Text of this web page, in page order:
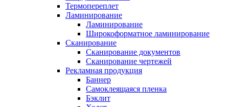
Термопереплет
Ламинирование
Ламинирование
Широкоформатное ламинирование
Сканирование
Сканирование документов
Сканирование чертежей
Рекламная продукция
Баннер
Самоклеящаяся пленка
Бэклит